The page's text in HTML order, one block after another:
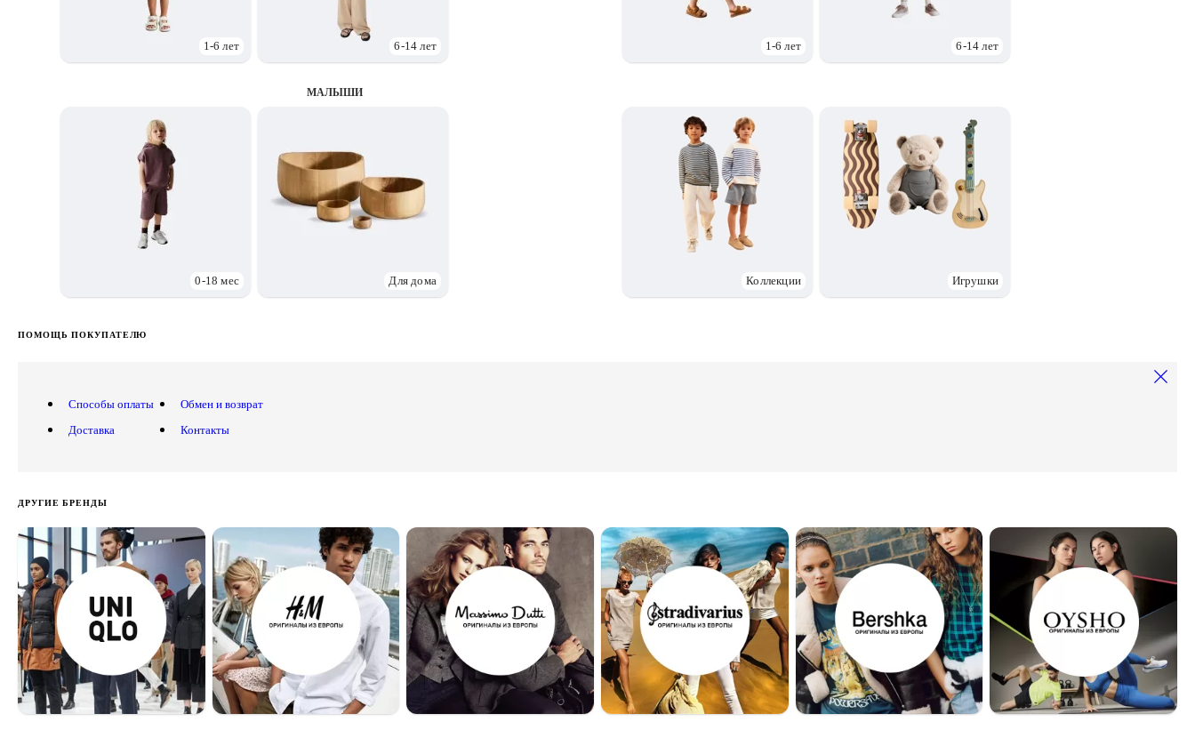
1-6 лет 6-14 лет 1-6 лет 6-14 лет
МАЛЫШИ
0-18 мес Для дома Коллекции Игрушки
ПОМОЩЬ ПОКУПАТЕЛЮ
Способы оплаты
Доставка
Обмен и возврат
Контакты
ДРУГИЕ БРЕНДЫ